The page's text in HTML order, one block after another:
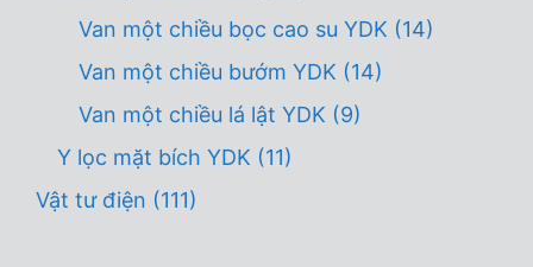
Van một chiều bọc cao su YDK (14)
Van một chiều bướm YDK (14)
Van một chiều lá lật YDK (9)
Y lọc mặt bích YDK (11)
Vật tư điện (111)